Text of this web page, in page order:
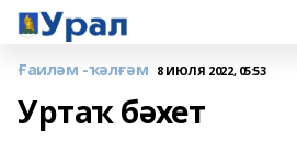
Ғаиләм -ҡәлғәм 8 ИЮЛЯ 2022, 05:53
Уртаҡ бәхет